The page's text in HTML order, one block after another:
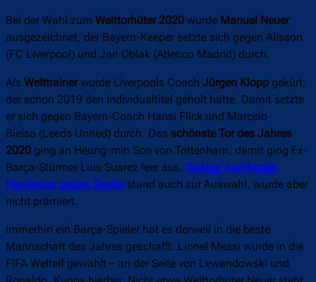
Bei der Wahl zum Welttorhüter 2020 wurde Manuel Neuer
ausgezeichnet, der Bayern-Keeper setzte sich gegen Alisson
(FC Liverpool) und Jan Oblak (Atletico Madrid) durch.
Als Welttrainerwurde Liverpools Coach Jürgen Klopp gekürt,
der schon 2019 den Individualtitel geholt hatte. Damit setzte
er sich gegen Bayern-Coach Hansi Flick und Marcelo
Bielsa (Leeds United) durch. Das schönste Tor des Jahres
2020 ging an Heung-min Son von Tottenham, damit ging Ex-
Barça-Stürmer Luis Suarez leer aus. Suárez‘ berühmtes
Hackentor gegen Sevilla stand auch zur Auswahl, wurde aber
nicht prämiert.
Immerhin ein Barça-Spieler hat es derweil in die beste
Mannschaft des Jahres geschafft. Lionel Messi wurde in die
FIFA Weltelf gewählt – an der Seite von Lewandowski und